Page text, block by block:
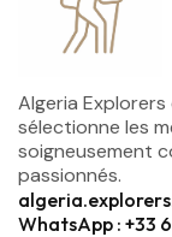
Algeria
sélectionne les
soigneusement
passionnés.
WhatsApp : +33